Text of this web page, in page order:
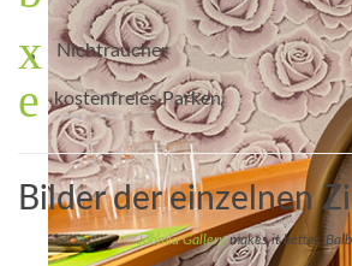
Nichtraucher
kostenfreies Parken
Bilder der einzelnen
Joomla Gallerymakes it better.